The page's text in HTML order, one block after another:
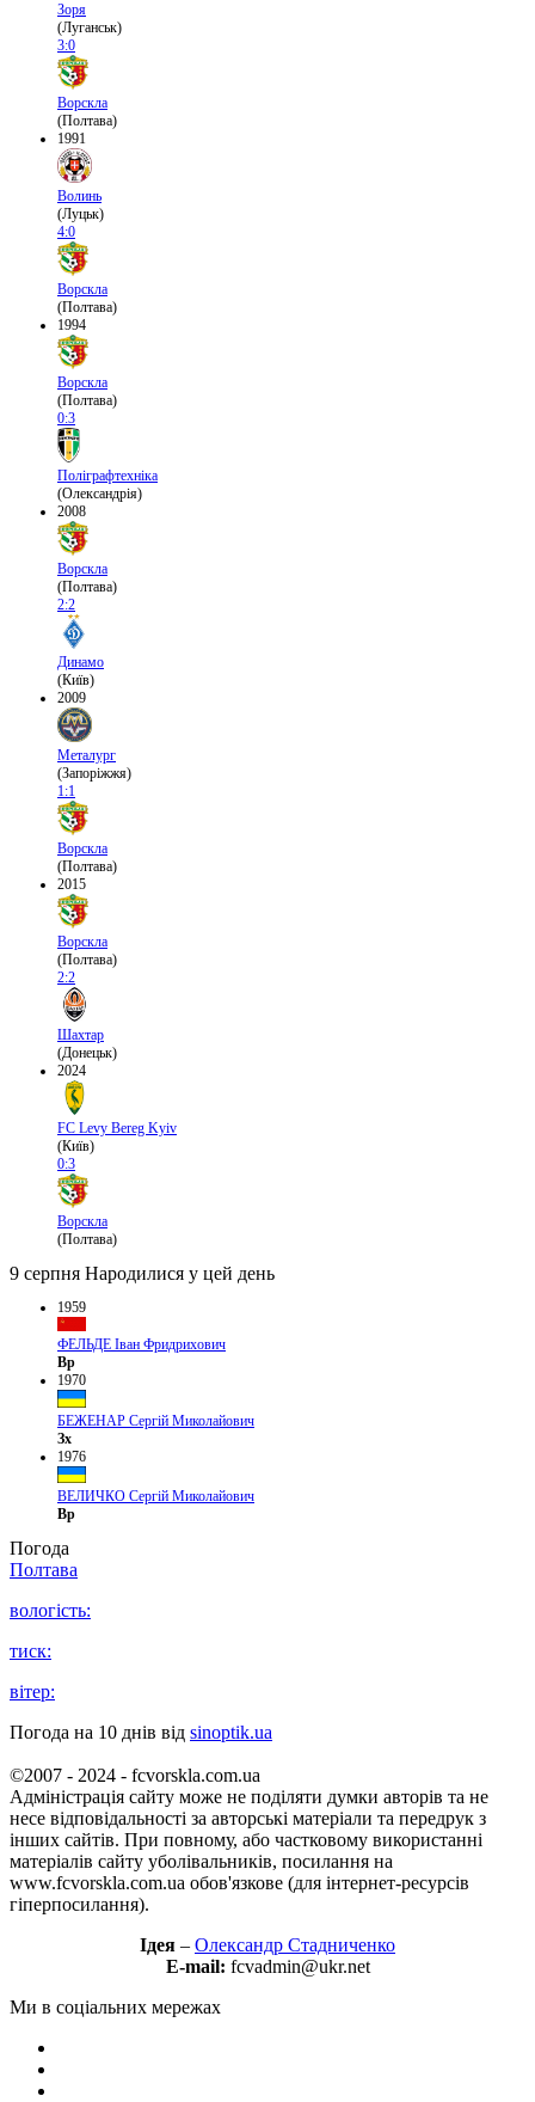
Зоря
(Луганськ)
3:0
Ворскла
(Полтава)
1991
Волинь
(Луцьк)
4:0
Ворскла
(Полтава)
1994
Ворскла
(Полтава)
0:3
Поліграфтехніка
(Олександрія)
2008
Ворскла
(Полтава)
2:2
Динамо
(Київ)
2009
Металург
(Запоріжжя)
1:1
Ворскла
(Полтава)
2015
Ворскла
(Полтава)
2:2
Шахтар
(Донецьк)
2024
FC Levy Bereg Kyiv
(Київ)
0:3
Ворскла
(Полтава)
9 серпня Народилися у цей день
1959
ФЕЛЬДЕ Іван Фридрихович
Вр
1970
БЕЖЕНАР Сергій Миколайович
Зх
1976
ВЕЛИЧКО Сергій Миколайович
Вр
Погода
Полтава
вологість:
тиск:
вітер:
Погода на 10 днів від sinoptik.ua
©2007 - 2024 - fcvorskla.com.ua
Адміністрація сайту може не поділяти думки авторів та не
несе відповідальності за авторські матеріали та передрук з
інших сайтів. При повному, або частковому використанні
матеріалів сайту уболівальників, посилання на
www.fcvorskla.com.ua обов'язкове (для інтернет-ресурсів
гіперпосилання).
Ідея – Олександр Стадниченко
E-mail: fcvadmin@ukr.net
Ми в соціальних мережах